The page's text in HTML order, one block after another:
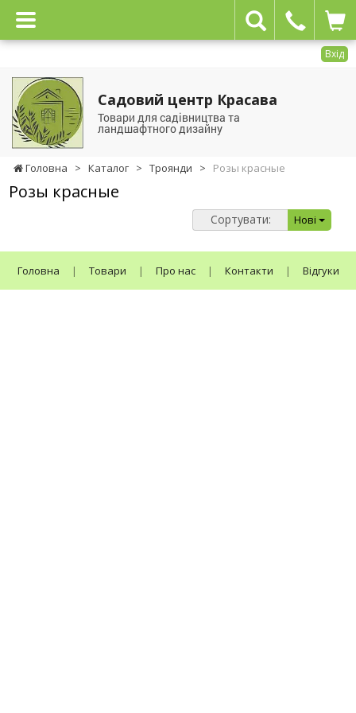
Вхід
Садовий центр Красава
Товари для садівництва та
ландшафтного дизайну
Головна > Каталог > Троянди > Розы красные
Розы красные
Сортувати: Нові
Головна | Товари | Про нас | Контакти | Відгуки